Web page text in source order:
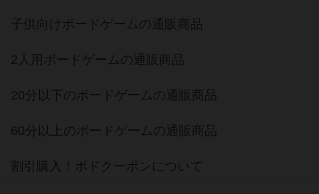
子供向けボードゲームの通販商品
2人用ボードゲームの通販商品
20分以下のボードゲームの通販商品
60分以上のボードゲームの通販商品
割引購入！ボドクーポンについて